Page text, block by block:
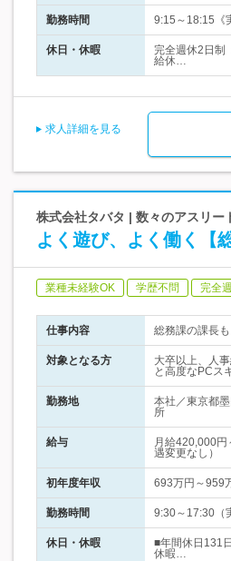
勤務時間 9:15～18:15《
休日・休暇
完全週休2日
給休…
求人詳細を見る
株式会社タバタ | 数々のアスリ
よく遊び、よく働く【
業種未経験OK 学歴不問 完全
仕事内容 総務課の課長
対象となる方
大卒以上、人
と高度なPCス
勤務地
本社／東京都
所
給与
月給420,000
遇変更なし）
初年度年収 693万円～959
勤務時間 9:30～17:30（
休日・休暇
■年間休日131
休暇…